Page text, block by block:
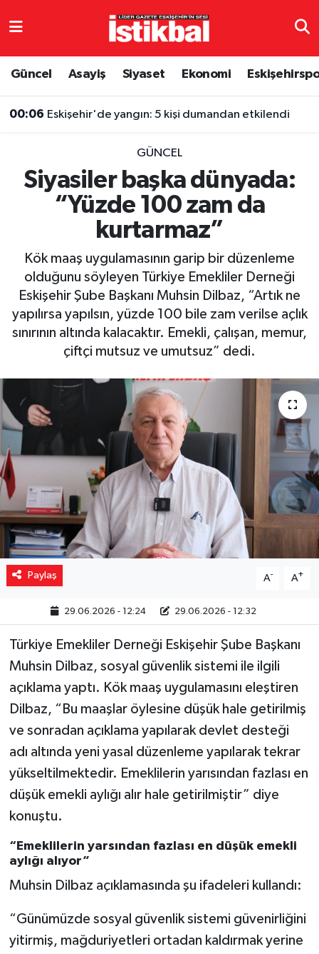
Güncel Asayiş Siyaset Ekonomi
00:06 Eskişehir'de yangın: 5 kişi dumandan etkilendi
GÜNCEL
Siyasiler başka dünyada:
“Yüzde 100 zam da
kurtarmaz”
Kök maaş uygulamasının garip bir düzenleme
olduğunu söyleyen Türkiye Emekliler Derneği
Eskişehir Şube Başkanı Muhsin Dilbaz, “Artık ne
yapılırsa yapılsın, yüzde 100 bile zam verilse açlık
sınırının altında kalacaktır. Emekli, çalışan, memur,
çiftçi mutsuz ve umutsuz” dedi.
Paylaş A- A+
29.06.2026 - 12:24 29.06.2026 - 12:32
Türkiye Emekliler Derneği Eskişehir Şube Başkanı
Muhsin Dilbaz, sosyal güvenlik sistemi ile ilgili
açıklama yaptı. Kök maaş uygulamasını eleştiren
Dilbaz, “Bu maaşlar öylesine düşük hale getirilmiş
ve sonradan açıklama yapılarak devlet desteği
adı altında yeni yasal düzenleme yapılarak tekrar
yükseltilmektedir. Emeklilerin yarısından fazlası en
düşük emekli aylığı alır hale getirilmiştir” diye
konuştu.
“Emeklilerin yarsından fazlası en düşük emekli
aylığı alıyor”
Muhsin Dilbaz açıklamasında şu ifadeleri kullandı:
“Günümüzde sosyal güvenlik sistemi güvenirliğini
yitirmiş, mağduriyetleri ortadan kaldırmak yerine
Eskişehirspor
Spor
Ekonomi
Sağlık
Yaşam
Resmi ilanlar
Eskişehir Nöbetçi Eczaneler
TFF 3.Lig 4.Grup Puan Durumu ve Fikstür
Tüm Manşetler
Son Dakika Haberleri
Haber Arşivi